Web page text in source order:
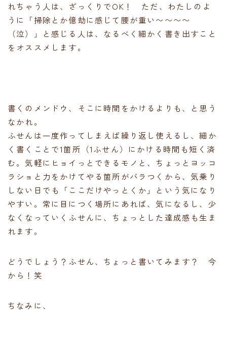
れちゃう人は、ざっくりでOK！ ただ、わたしのよ
うに「掃除とか億劫に感じて腰が重い〜〜〜〜
（泣）」と感じる人は、なるべく細かく書き出すこと
をオススメします。
書くのメンドウ、そこに時間をかけるよりも、と思う
なかれ。
ふせんは一度作ってしまえば繰り返し使えるし、細か
く書くことで1箇所（1ふせん）にかける時間も短く済
む。気軽にヒョイっとできるモノと、ちょっとヨッコ
ラショと力をかけてやる箇所がバラつくから、気乗り
しない日でも「ここだけやっとくか」という気になり
やすい。常に目につく場所にあれば、気になるし、少
なくなっていくふせんに、ちょっとした達成感も生ま
れます。
どうでしょう？ふせん、ちょっと書いてみます？ 今
から！笑
ちなみに、